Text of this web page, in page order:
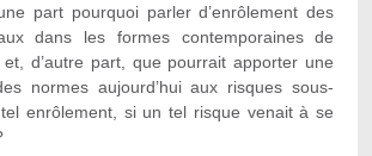
part pourquoi parler d’enrôlement des
dans les formes contemporaines de
d’autre part, que pourrait apporter une
normes aujourd’hui aux risques sous-
enrôlement, si un tel risque venait à se